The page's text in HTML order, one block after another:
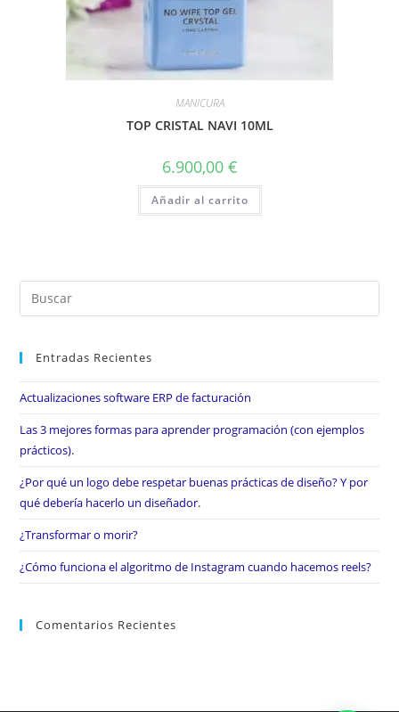
MANICURA
TOP CRISTAL NAVI 10ML
6.900,00 €
Añadir al carrito
Entradas Recientes
Actualizaciones software ERP de facturación
Las 3 mejores formas para aprender programación (con ejemplos
prácticos).
¿Por qué un logo debe respetar buenas prácticas de diseño? Y por
qué debería hacerlo un diseñador.
¿Transformar o morir?
¿Cómo funciona el algoritmo de Instagram cuando hacemos reels?
Comentarios Recientes